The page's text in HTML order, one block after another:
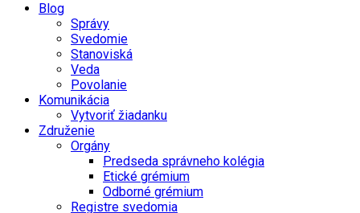
Blog
Správy
Svedomie
Stanoviská
Veda
Povolanie
Komunikácia
Vytvoriť žiadanku
Združenie
Orgány
Predseda správneho kolégia
Etické grémium
Odborné grémium
Registre svedomia